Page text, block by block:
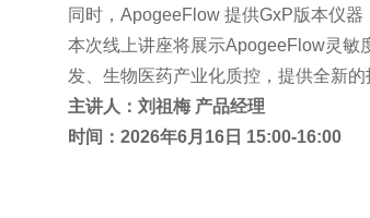
同时，ApogeeFlow 提供GxP版本仪
本次线上讲座将展示ApogeeFlow灵敏
发、生物医药产业化质控，提供全新的
主讲人：刘祖梅 产品经理
时间：2026年6月16日 15:00-16:00